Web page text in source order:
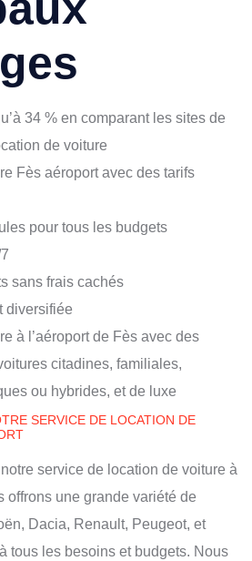
34 % en comparant les sites de
de voiture
Fès aéroport avec des tarifs
pour tous les budgets
sans frais cachés
diversifiée
à l’aéroport de Fès avec des
citadines, familiales,
ou hybrides, et de luxe
SERVICE DE LOCATION DE
service de location de voiture à
offrons une grande variété de
Dacia, Renault, Peugeot, et
tous les besoins et budgets. Nous